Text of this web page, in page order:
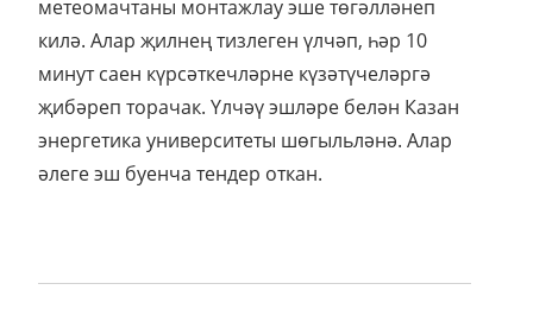
метеомачтаны монтажлау эше төгәлләнеп
килә. Алар җилнең тизлеген үлчәп, һәр 10
минут саен күрсәткечләрне күзәтүчеләргә
җибәреп торачак. Үлчәү эшләре белән Казан
энергетика университеты шөгыльләнә. Алар
әлеге эш буенча тендер откан.